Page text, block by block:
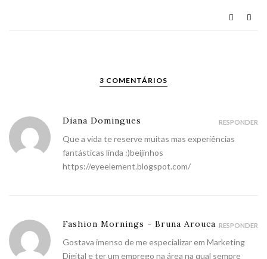
3 COMENTÁRIOS
Diana Domingues
Que a vida te reserve muitas mas experiências
fantásticas linda :)beijinhos
https://eyeelement.blogspot.com/
RESPONDER
Fashion Mornings - Bruna Arouca
Gostava imenso de me especializar em Marketing
Digital e ter um emprego na área na qual sempre
RESPONDER